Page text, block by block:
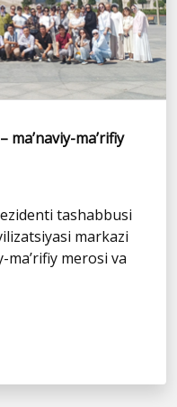
ma’naviy-ma’rifiy
tashabbusi
markazi
ma’rifiy merosi va